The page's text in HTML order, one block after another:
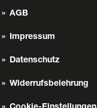
AGB
Impressum
Datenschutz
Widerrufsbelehrung